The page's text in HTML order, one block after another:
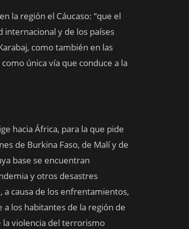
la región el Cáucaso: “que el
y de los países
como también en las
única vía que conduce a la
hacia África, para la que pide
de Burkina Faso, de Malí y de
base se encuentran
y otros desastres
a causa de los enfrentamientos,
los habitantes de la región de
la violencia del terrorismo